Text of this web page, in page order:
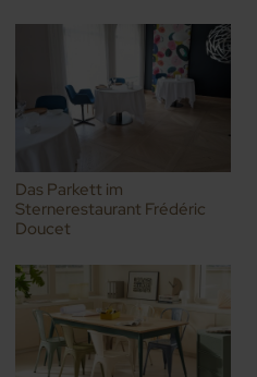
Das Parkett im
Sternerestaurant Frédéric
Doucet